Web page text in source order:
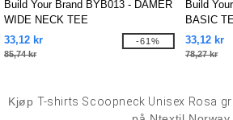
Build Your Brand BYB013 - DAMER
WIDE NECK TEE
33,12 kr
85,74 kr
-61%
Build
BASIC
33,12 kr
78,27 kr
Kjøp T-shirts Scoopneck Unisex Rosa